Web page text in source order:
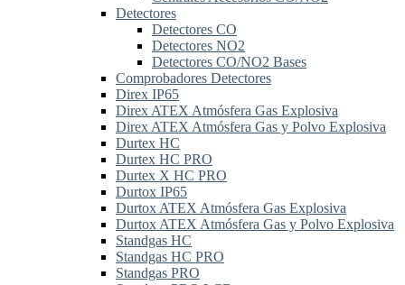
Detectores
Detectores CO
Detectores NO2
Detectores CO/NO2 Bases
Comprobadores Detectores
Direx IP65
Direx ATEX Atmósfera Gas Explosiva
Direx ATEX Atmósfera Gas y Polvo Explosiva
Durtex HC
Durtex HC PRO
Durtex X HC PRO
Durtox IP65
Durtox ATEX Atmósfera Gas Explosiva
Durtox ATEX Atmósfera Gas y Polvo Explosiva
Standgas HC
Standgas HC PRO
Standgas PRO